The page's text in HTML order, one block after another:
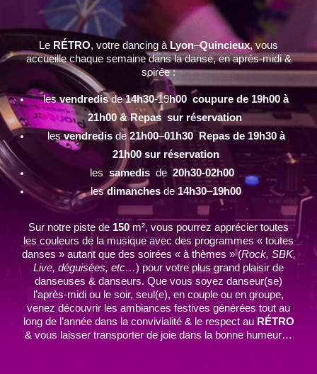
Le RÉTRO, votre dancing àLyon–Quincieux, vous
accueille chaque semaine dans la danse, en après-midi &
soirée :
lesvendredisde14h30-19h00 coupure de 19h00 à
21h00 & Repas sur réservation
lesvendredisde21h00–01h30 Repas de 19h30 à
21h00 sur réservation
les samedis de20h30-02h00
lesdimanches de 14h30–19h00
Sur notre piste de 150 m², vous pourrez apprécier toutes
les couleurs de la musique avec des programmes « toutes
danses » autant que des soirées « à thèmes » (Rock, SBK,
Live, déguisées, etc…) pour votre plus grand plaisir de
danseuses & danseurs. Que vous soyez danseur(se)
l’après-midi ou le soir, seul(e), en couple ou en groupe,
venez découvrir les ambiances festives générées tout au
long de l’année dans la convivialité & le respect au RÉTRO
& vous laisser transporter de joie dans la bonne humeur…